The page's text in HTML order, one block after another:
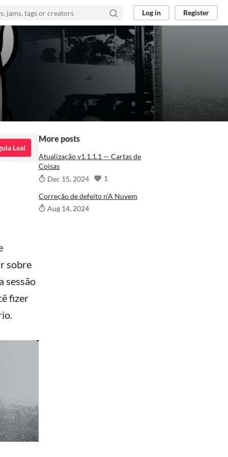
Log in Register
Leal
sobre
sessão
fizer
More posts
Atualização v1.1.1.1 — Cartas de
Coisas
Dec 15, 2024
1
Correção de defeito n'A Nuvem
Aug 14, 2024